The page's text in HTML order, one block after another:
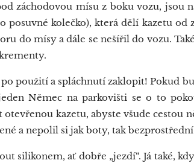
záchodovou mísu z boku vozu, jsou
kolečko), která dělí kazetu od
do mísy a dále se nešířil do vozu.
použití a spláchnutí zaklopit! Pokud
Němec na parkovišti se o to
kazetu, abyste všude cestou
a nepolil si jak boty, tak
silikonem, ať dobře „jezdí“. Já také,